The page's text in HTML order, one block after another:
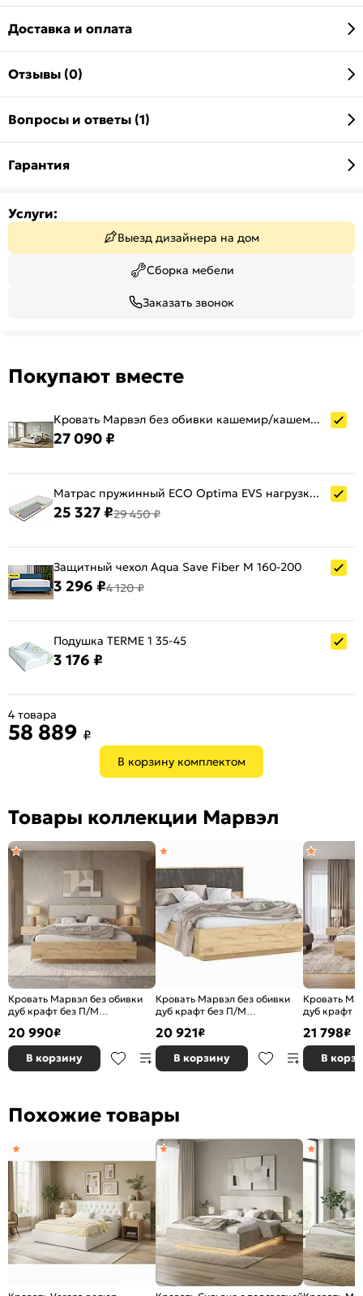
Доставка и оплата
Отзывы (0)
Вопросы и ответы (1)
Гарантия
Услуги:
Выезд дизайнера на дом
Сборка мебели
Заказать звонок
Покупают вместе
Кровать Марвэл без обивки кашемир/кашемир С П/М 1600x2000, ортопедическое основание, изголовье жесткое
27 090 ₽
Матрас пружинный ECO Optima EVS нагрузка до 130 кг 1600x2000
25 327 ₽29 450 ₽
Защитный чехол Aqua Save Fiber M 160-200
3 296 ₽4 120 ₽
Подушка TERME 1 35-45
3 176 ₽
В корзину комплектом
4 товара
58 889 ₽
Товары коллекции Марвэл
Кровать Марвэл без обивки
дуб крафт без П/М
основание, изголовье жесткое
20 990₽
В корзину
Кровать Марвэл без обивки
дуб крафт без П/М
основание, изголовье жесткое
20 921₽
В корзину
Кровать
дуб крафт
основание,
21 798₽
В
Похожие товары